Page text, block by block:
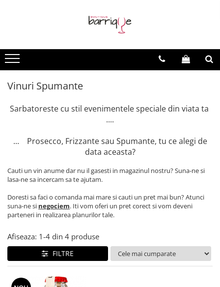
Vinuri - Toate
Vinuri Premium
Vinuri Speciale
Vinuri Barrique Clasice
Vinuri Light Barrique/Fumee
Vinuri la sticla
Vinuri Spumante
Vinuri Spumante
Sarbatoreste cu stil evenimentele speciale din viata ta
....
... Prosecco, Frizzante sau Spumante, tu ce alegi de
data aceasta?
Cauti un vin anume dar nu il gasesti in magazinul nostru? Suna-ne si
lasa-ne sa incercam sa te ajutam.
Doresti sa faci o comanda mai mare si cauti un pret mai bun? Atunci
suna-ne si negociem. Iti vom oferi un pret corect si vom deveni
parteneri in realizarea planurilor tale.
Afiseaza: 1-4 din 4 produse
FILTRE